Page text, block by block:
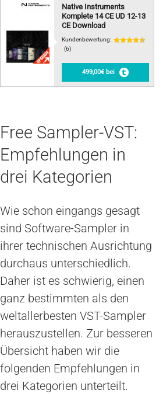
Native Instruments
Komplete 14 CE UD 12-13
CE Download
Kundenbewertung:
(6)
499,00€ bei
Free Sampler-VST:
Empfehlungen in
drei Kategorien
Wie schon eingangs gesagt
sind Software-Sampler in
ihrer technischen Ausrichtung
durchaus unterschiedlich.
Daher ist es schwierig, einen
ganz bestimmten als den
weltallerbesten VST-Sampler
herauszustellen. Zur besseren
Übersicht haben wir die
folgenden Empfehlungen in
drei Kategorien unterteilt.